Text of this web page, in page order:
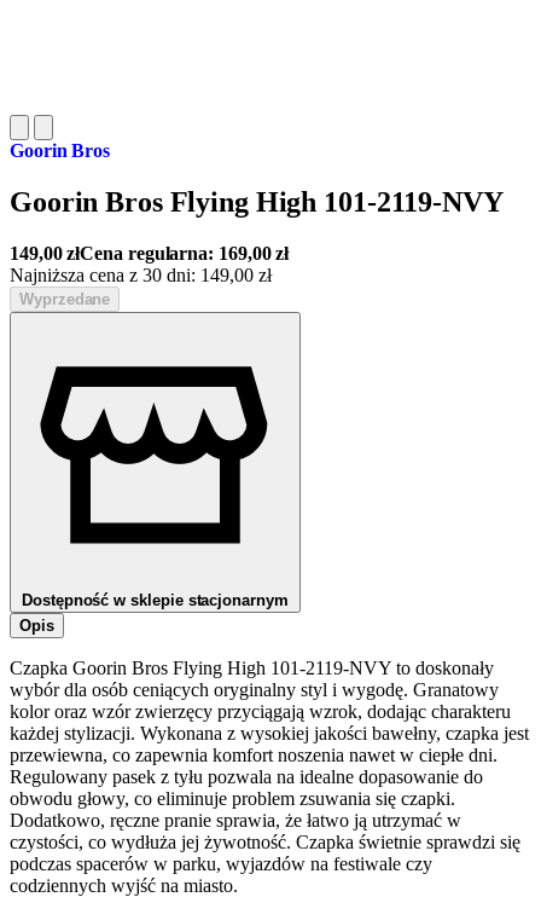
Goorin Bros
Goorin Bros Flying High 101-2119-NVY
149,00złCena regularna: 169,00zł
Najniższa cena z 30 dni: 149,00 zł
Wyprzedane
Dostępność w sklepie stacjonarnym
Opis
Czapka Goorin Bros Flying High 101-2119-NVY to doskonały
wybór dla osób ceniących oryginalny styl i wygodę. Granatowy
kolor oraz wzór zwierzęcy przyciągają wzrok, dodając charakteru
każdej stylizacji. Wykonana z wysokiej jakości bawełny, czapka jest
przewiewna, co zapewnia komfort noszenia nawet w ciepłe dni.
Regulowany pasek z tyłu pozwala na idealne dopasowanie do
obwodu głowy, co eliminuje problem zsuwania się czapki.
Dodatkowo, ręczne pranie sprawia, że łatwo ją utrzymać w
czystości, co wydłuża jej żywotność. Czapka świetnie sprawdzi się
podczas spacerów w parku, wyjazdów na festiwale czy
codziennych wyjść na miasto.